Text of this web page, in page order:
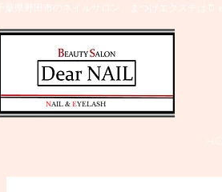
千葉県野田市のネイルサロン、まつげエクステは
​NAIL & EYELASH